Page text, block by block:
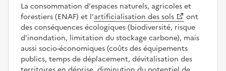
La consommation d'espaces naturels, agricoles et
forestiers (ENAF) et l’artificialisation des sols
ont
des conséquences écologiques (biodiversité, risque
d'inondation, limitation du stockage carbone), mais
aussi socio-économiques (coûts des équipements
publics, temps de déplacement, dévitalisation des